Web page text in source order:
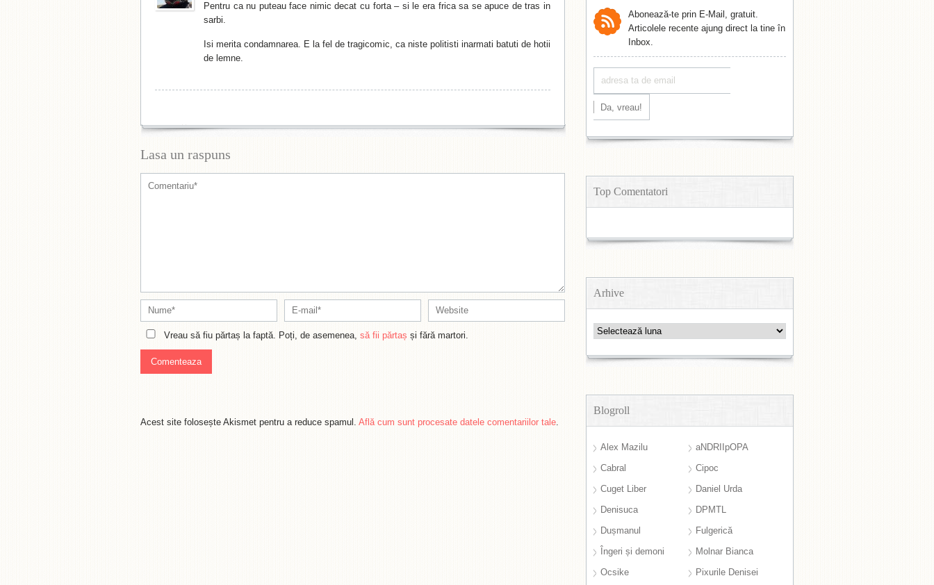
Pentru ca nu puteau face nimic decat cu forta – si le era frica sa se apuce de tras in
sarbi.
Isi merita condamnarea. E la fel de tragicomic, ca niste politisti inarmati batuti de hotii
de lemne.
Lasa un raspuns
Vreau să fiu părtaș la faptă. Poți, de asemenea, să fii părtaș și fără martori.
Acest site folosește Akismet pentru a reduce spamul. Află cum sunt procesate datele comentariilor tale.
Abonează-te prin E-Mail, gratuit.
Articolele recente ajung direct la tine în
Inbox.
Top Comentatori
Arhive
Arhive
Blogroll
Alex Mazilu
aNDRIIpOPA
Cabral
Cipoc
Cuget Liber
Daniel Urda
Denisuca
DPMTL
Dușmanul
Fulgerică
Îngeri și demoni
Molnar Bianca
Ocsike
Pixurile Denisei